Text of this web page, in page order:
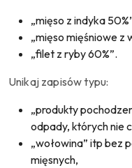
„mięso z indyka
„mięso mięśniowe z
„filet z ryby 60%”.
Unikaj zapisów typu:
„produkty
odpady, których nie
„wołowina” itp bez
mięsnych,